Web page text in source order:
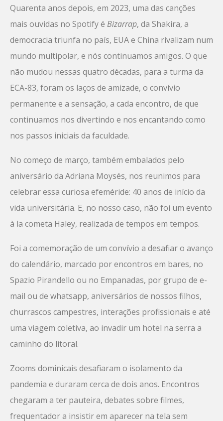
Quarenta anos depois, em 2023, uma das canções
mais ouvidas no Spotify é Bizarrap, da Shakira, a
democracia triunfa no país, EUA e China rivalizam num
mundo multipolar, e nós continuamos amigos. O que
não mudou nessas quatro décadas, para a turma da
ECA-83, foram os laços de amizade, o convívio
permanente e a sensação, a cada encontro, de que
continuamos nos divertindo e nos encantando como
nos passos iniciais da faculdade.
No começo de março, também embalados pelo
aniversário da Adriana Moysés, nos reunimos para
celebrar essa curiosa efeméride: 40 anos de início da
vida universitária. E, no nosso caso, não foi um evento
à la cometa Haley, realizada de tempos em tempos.
Foi a comemoração de um convívio a desafiar o avanço
do calendário, marcado por encontros em bares, no
Spazio Pirandello ou no Empanadas, por grupo de e-
mail ou de whatsapp, aniversários de nossos filhos,
churrascos campestres, interações profissionais e até
uma viagem coletiva, ao invadir um hotel na serra a
caminho do litoral.
Zooms dominicais desafiaram o isolamento da
pandemia e duraram cerca de dois anos. Encontros
chegaram a ter pauteira, debates sobre filmes,
frequentador a insistir em aparecer na tela sem